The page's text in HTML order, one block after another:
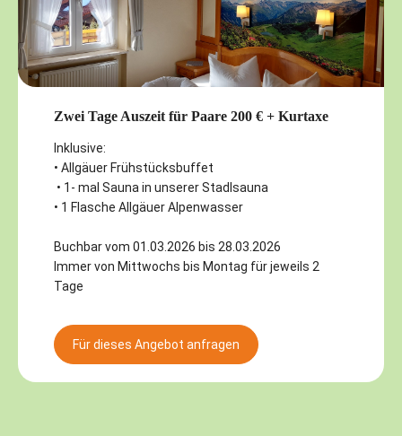
Zwei Tage Auszeit für Paare 200 € + Kurtaxe
Inklusive:
• Allgäuer Frühstücksbuffet
• 1- mal Sauna in unserer Stadlsauna
• 1 Flasche Allgäuer Alpenwasser
Buchbar vom 01.03.2026 bis 28.03.2026
Immer von Mittwochs bis Montag für jeweils 2
Tage
Für dieses Angebot anfragen